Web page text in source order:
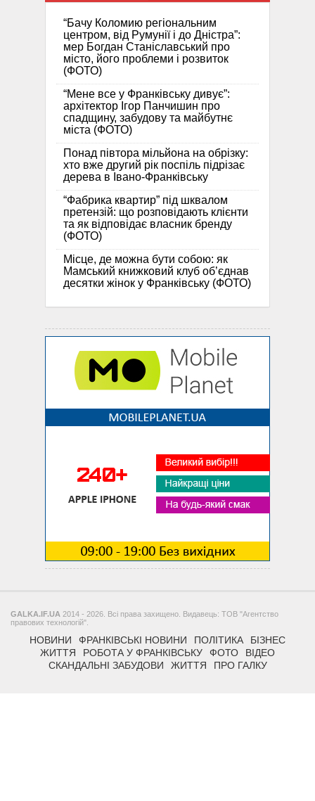
“Бачу Коломию регіональним
центром, від Румунії і до Дністра”:
мер Богдан Станіславський про
місто, його проблеми і розвиток
(ФОТО)
“Мене все у Франківську дивує”:
архітектор Ігор Панчишин про
спадщину, забудову та майбутнє
міста (ФОТО)
Понад півтора мільйона на обрізку:
хто вже другий рік поспіль підрізає
дерева в Івано-Франківську
“Фабрика квартир” під шквалом
претензій: що розповідають клієнти
та як відповідає власник бренду
(ФОТО)
Місце, де можна бути собою: як
Мамський книжковий клуб об’єднав
десятки жінок у Франківську (ФОТО)
GALKA.IF.UA 2014 - 2026. Всі права захищено. Видавець: ТОВ "Агентство
правових технологій".
НОВИНИ ФРАНКІВСЬКІ НОВИНИ ПОЛІТИКА
БІЗНЕС
ЖИТТЯ
РОБОТА У ФРАНКІВСЬКУ ФОТО
ВІДЕО
СКАНДАЛЬНІ ЗАБУДОВИ
ЖИТТЯ ПРО ГАЛКУ